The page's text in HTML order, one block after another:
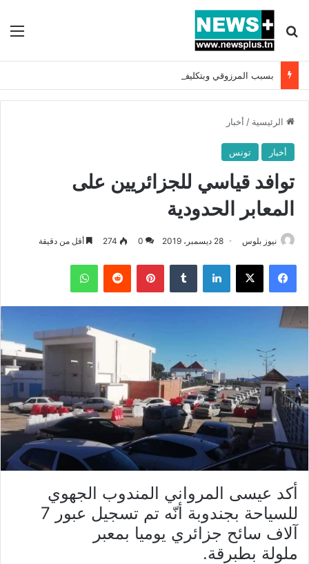
بحث عن
الرئيسية / أخبار
أخبار تونس
توافد قياسي للجزائريين على
المعابر الحدودية
نيوز بلوس 28 ديسمبر، 2019 0
274 أقل من دقيقة
فيسبوك X لينكدإن بينتيريست واتساب
أكد عيسى المرواني المندوب الجهوي
للسياحة بجندوبة أنّه تم تسجيل عبور 7
آلاف سائح جزائري يوميا بمعبر
ملولة بطبرقة.